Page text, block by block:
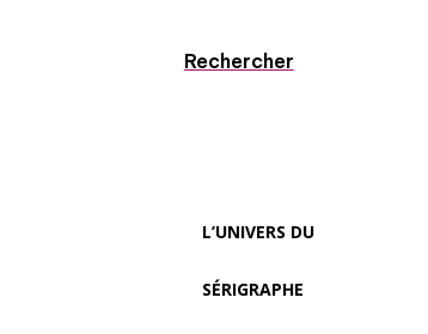
Rechercher
L’UNIVERS DU
SÉRIGRAPHE